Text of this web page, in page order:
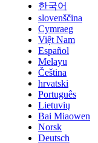
한국어
slovenščina
Cymraeg
Việt Nam
Español
Melayu
Čeština
hrvatski
Português
Lietuvių
Bai Miaowen
Norsk
Deutsch